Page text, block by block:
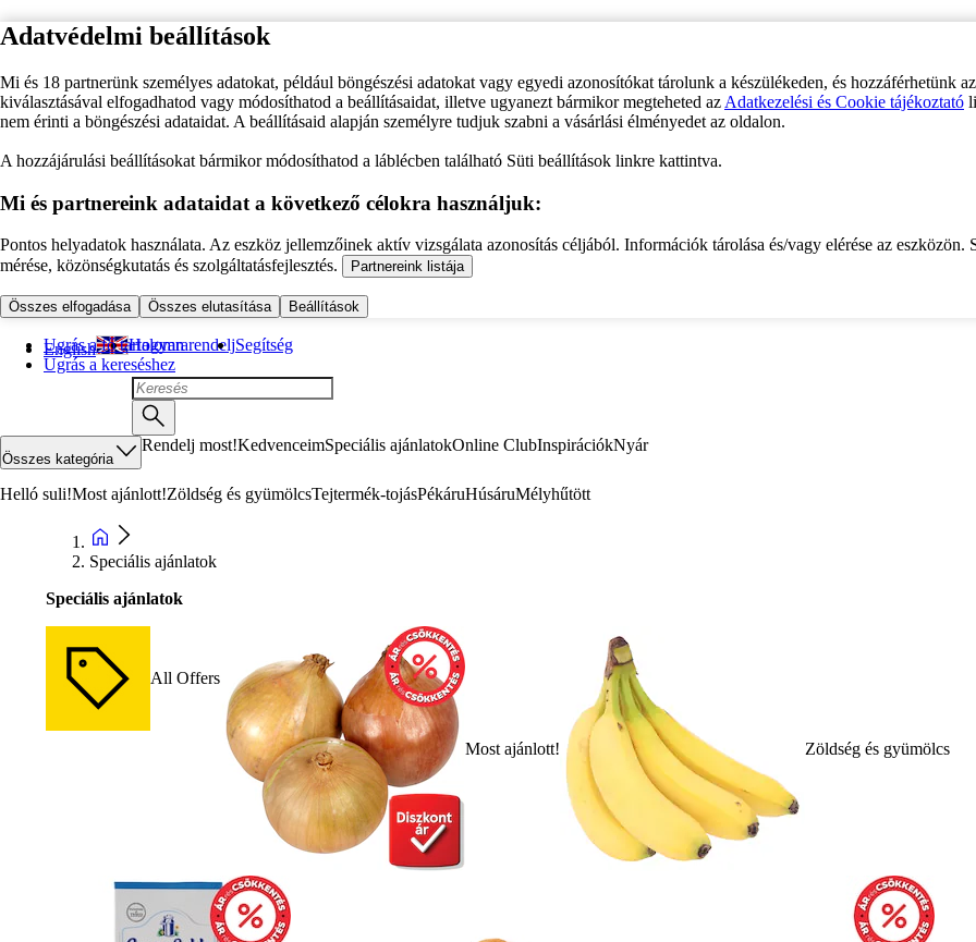
Adatvédelmi beállítások
Mi és 18 partnerünk személyes adatokat, például böngészési adatokat vagy egyedi azonosítókat tárolunk a készülékeden, és hozzáférhetünk
kiválasztásával elfogadhatod vagy módosíthatod a beállításaidat, illetve ugyanezt bármikor megteheted az Adatkezelési és Cookie tájékoztató
nem érinti a böngészési adataidat. A beállításaid alapján személyre tudjuk szabni a vásárlási élményedet az oldalon.
A hozzájárulási beállításokat bármikor módosíthatod a láblécben található Süti beállítások linkre kattintva.
Mi és partnereink adataidat a következő célokra használjuk:
Pontos helyadatok használata. Az eszköz jellemzőinek aktív vizsgálata azonosítás céljából. Információk tárolása és/vagy elérése az eszközön.
mérése, közönségkutatás és szolgáltatásfejlesztés.
Partnereink listája
Összes elfogadása Összes elutasítása Beállítások
Ugrás a fő tartalomra
Ugrás a kereséshez
English Hogyan rendeljSegítség
Összes kategória
Rendelj most!KedvenceimSpeciális ajánlatokOnline ClubInspirációkNyár
Helló suli!Most ajánlott!Zöldség és gyümölcsTejtermék-tojásPékáruHúsáruMélyhűtött
Speciális ajánlatok
Speciális ajánlatok
All Offers
Most ajánlott! Zöldség és gyümölcs